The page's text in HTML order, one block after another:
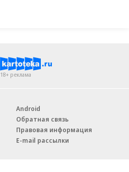
18+ реклама
Android
Обратная связь
Правовая информация
E-mail рассылки